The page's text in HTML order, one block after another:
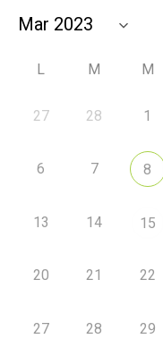
L M M
27 28 1
6 7 8
13 14 15
20 21 22
27 28 29